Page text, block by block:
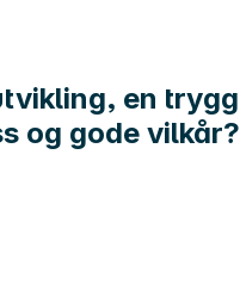
en trygg
og gode vilkår?